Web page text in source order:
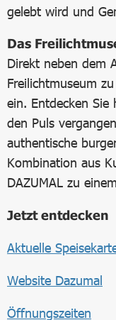
gelebt wird und
Das
Direkt neben dem
Freilichtmuseum
ein. Entdecken Sie
den Puls
authentische
Kombination aus
DAZUMAL zu
Jetzt entdecken
Aktuelle
Website Dazumal
Öffnungszeiten